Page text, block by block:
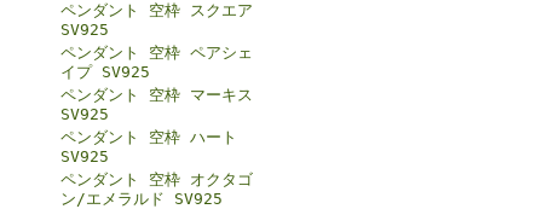
ペンダント 空枠 スクエア
SV925
ペンダント 空枠 ペアシェ
イプ SV925
ペンダント 空枠 マーキス
SV925
ペンダント 空枠 ハート
SV925
ペンダント 空枠 オクタゴ
ン/エメラルド SV925